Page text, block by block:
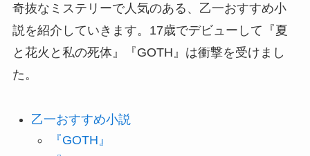
奇抜なミステリーで人気のある、乙一おすすめ小
説を紹介していきます。17歳でデビューして『夏
と花火と私の死体』『GOTH』は衝撃を受けまし
た。
乙一おすすめ小説
『GOTH』